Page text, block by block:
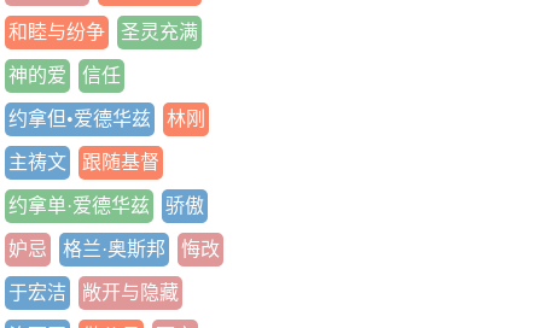
和睦与纷争 圣灵充满
神的爱 信任
约拿但•爱德华兹 林刚
主祷文 跟随基督
约拿单·爱德华兹 骄傲
妒忌 格兰·奥斯邦 悔改
于宏洁 敞开与隐藏